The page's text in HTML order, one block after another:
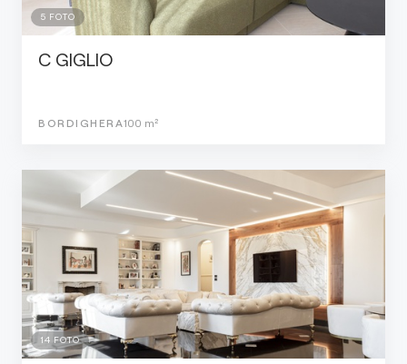
5 FOTO
C GIGLIO
BORDIGHERA100 m²
14 FOTO